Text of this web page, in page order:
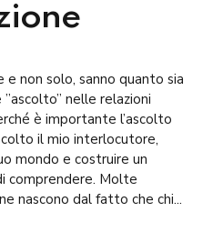
e non solo, sanno quanto sia
nelle relazioni
è importante l’ascolto
il mio interlocutore,
mondo e costruire un
comprendere. Molte
nascono dal fatto che chi...